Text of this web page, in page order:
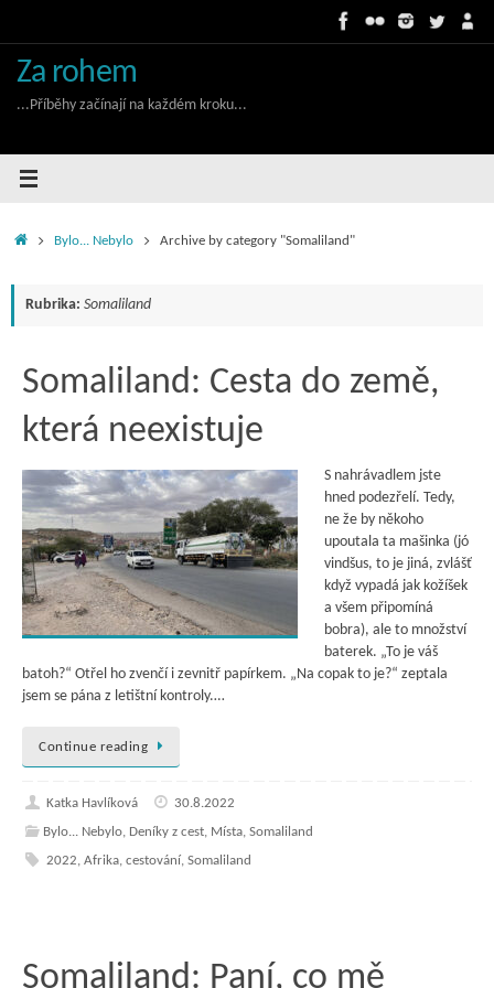
Za rohem
...Příběhy začínají na každém kroku...
HomeBylo... Nebylo Archive by category "Somaliland"
Rubrika: Somaliland
Somaliland: Cesta do země,
která neexistuje
S nahrávadlem jste
hned podezřelí. Tedy,
ne že by někoho
upoutala ta mašinka (jó
vindšus, to je jiná, zvlášť
když vypadá jak kožíšek
a všem připomíná
bobra), ale to množství
baterek. „To je váš
batoh?“ Otřel ho zvenčí i zevnitř papírkem. „Na copak to je?“ zeptala
jsem se pána z letištní kontroly.…
Continue reading
Katka Havlíková
30.8.2022
Bylo... Nebylo, Deníky z cest, Místa, Somaliland
2022, Afrika, cestování, Somaliland
Somaliland: Paní, co mě